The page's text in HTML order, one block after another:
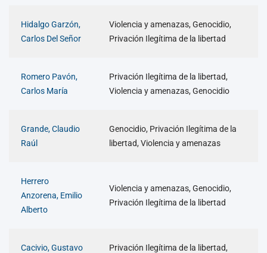
Hidalgo Garzón,
Carlos Del Señor
Violencia y amenazas, Genocidio,
Privación Ilegítima de la libertad
Romero Pavón,
Carlos María
Privación Ilegítima de la libertad,
Violencia y amenazas, Genocidio
Grande, Claudio
Raúl
Genocidio, Privación Ilegítima de la
libertad, Violencia y amenazas
Herrero
Anzorena, Emilio
Alberto
Violencia y amenazas, Genocidio,
Privación Ilegítima de la libertad
Cacivio, Gustavo
Privación Ilegítima de la libertad,